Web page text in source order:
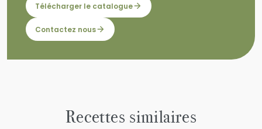
Télécharger le catalogue
Contactez nous
Recettes similaires